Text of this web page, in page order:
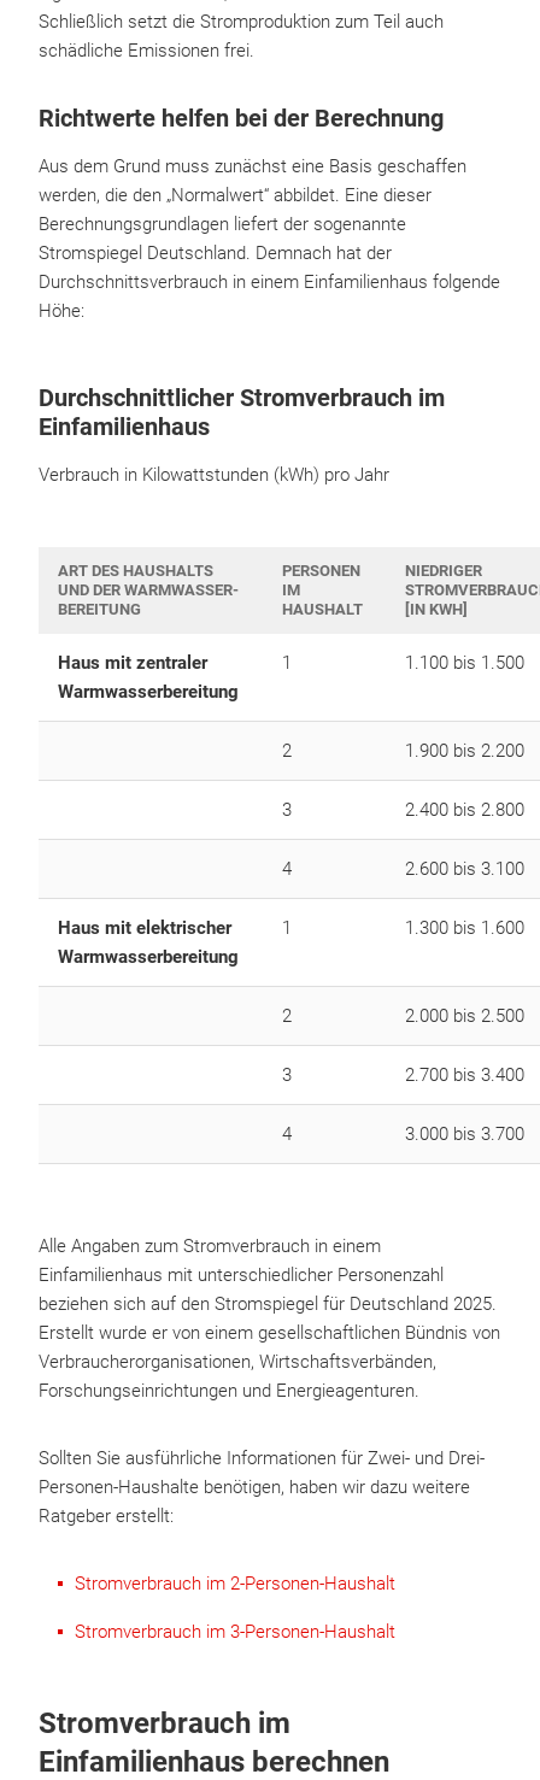
Schließlich setzt die Stromproduktion zum Teil auch
schädliche Emissionen frei.
Richtwerte helfen bei der Berechnung
Aus dem Grund muss zunächst eine Basis geschaffen
werden, die den „Normalwert“ abbildet. Eine dieser
Berechnungsgrundlagen liefert der sogenannte
Stromspiegel Deutschland. Demnach hat der
Durchschnittsverbrauch in einem Einfamilienhaus folgende
Höhe:
Durchschnittlicher Stromverbrauch im
Einfamilienhaus
Verbrauch in Kilowattstunden (kWh) pro Jahr
ART DES HAUSHALTS
UND DER WARMWASSER-
BEREITUNG
PERSONEN
IM
HAUSHALT
NIEDRIGER
[IN KWH]
Haus mit zentraler
Warmwasserbereitung
1 1.100 bis 1.500
2 1.900 bis 2.200
3 2.400 bis 2.800
4 2.600 bis 3.100
Haus mit elektrischer
Warmwasserbereitung
1 1.300 bis 1.600
2 2.000 bis 2.500
3 2.700 bis 3.400
4 3.000 bis 3.700
Alle Angaben zum Stromverbrauch in einem
Einfamilienhaus mit unterschiedlicher Personenzahl
beziehen sich auf den Stromspiegel für Deutschland 2025.
Erstellt wurde er von einem gesellschaftlichen Bündnis von
Verbraucherorganisationen, Wirtschaftsverbänden,
Forschungseinrichtungen und Energieagenturen.
Sollten Sie ausführliche Informationen für Zwei- und Drei-
Personen-Haushalte benötigen, haben wir dazu weitere
Ratgeber erstellt:
Stromverbrauch im 2-Personen-Haushalt
Stromverbrauch im 3-Personen-Haushalt
Stromverbrauch im
Einfamilienhaus berechnen